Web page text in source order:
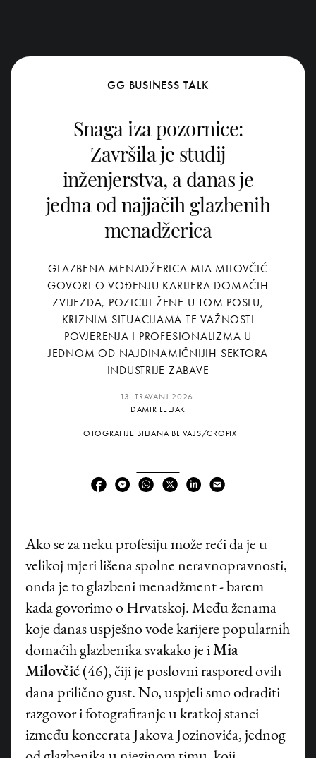
GG BUSINESS TALK
Snaga iza pozornice:
Završila je studij
inženjerstva, a danas je
jedna od najjačih glazbenih
menadžerica
GLAZBENA MENADŽERICA MIA MILOVČIĆ
GOVORI O VOĐENJU KARIJERA DOMAĆIH
ZVIJEZDA, POZICIJI ŽENE U TOM POSLU,
KRIZNIM SITUACIJAMA TE VAŽNOSTI
POVJERENJA I PROFESIONALIZMA U
JEDNOM OD NAJDINAMIČNIJIH SEKTORA
INDUSTRIJE ZABAVE
13. TRAVANJ 2026.
DAMIR LELJAK
FOTOGRAFIJE BILJANA BLIVAJS/CROPIX
Ako se za neku profesiju može reći da je u
velikoj mjeri lišena spolne neravnopravnosti,
onda je to glazbeni menadžment - barem
kada govorimo o Hrvatskoj. Među ženama
koje danas uspješno vode karijere popularnih
domaćih glazbenika svakako je iMia
Milovčić (46), čiji je poslovni raspored ovih
dana prilično gust. No, uspjeli smo odraditi
razgovor i fotografiranje u kratkoj stanci
između koncerata Jakova Jozinovića, jednog